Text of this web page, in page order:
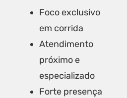
Foco exclusivo
em corrida
Atendimento
próximo e
especializado
Forte presença